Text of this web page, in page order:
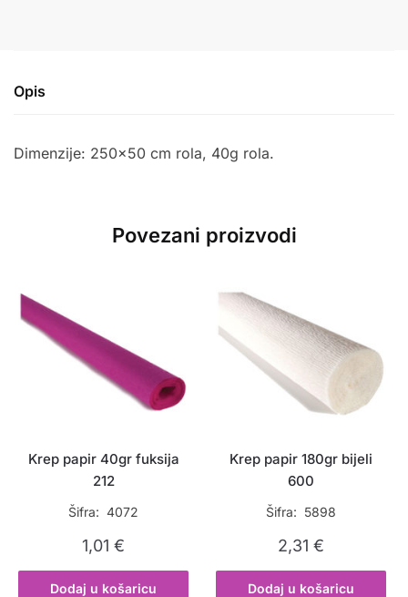
Opis
Dimenzije: 250×50 cm rola, 40g rola.
Povezani proizvodi
Krep papir 40gr fuksija
212
Šifra: 4072
1,01€
Dodaj u košaricu
Krep papir 180gr bijeli
600
Šifra: 5898
2,31€
Dodaj u košaricu